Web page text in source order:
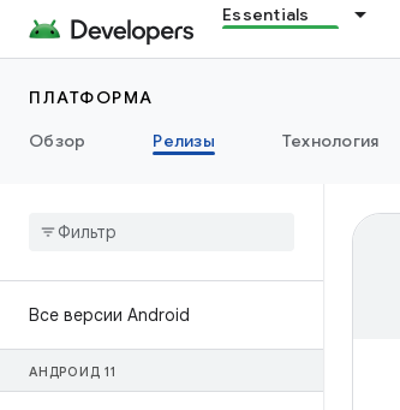
Essentials
ПЛАТФОРМА
Обзор
Релизы Технология
Все версии Android
АНДРОИД 11